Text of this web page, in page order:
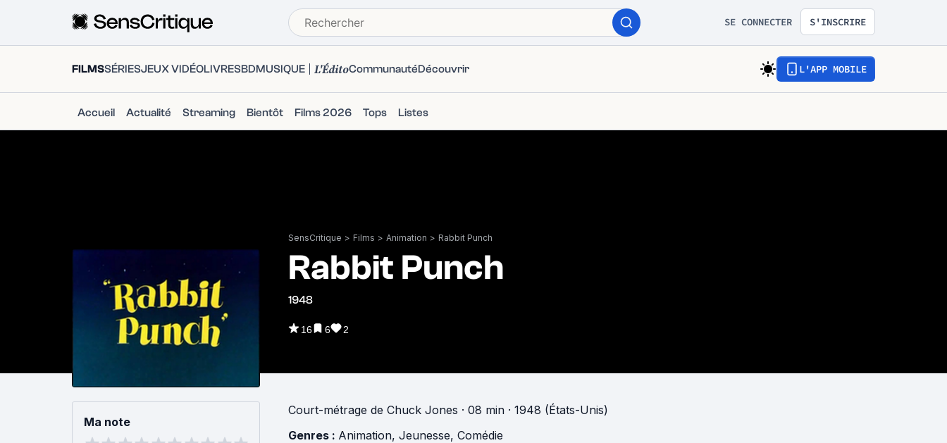
SE CONNECTER S'INSCRIRE
FILMSSÉRIESJEUX VIDÉOLIVRESBDMUSIQUE L'ÉditoCommunautéDécouvrir L'APP MOBILE
Accueil Actualité Streaming Bientôt Films 2026 Tops Listes
SensCritique > Films > Animation > Rabbit Punch
Rabbit Punch
1948
16 6 2
Ma note
Court-métrage de Chuck Jones · 08 min · 1948 (États-Unis)
Genres : Animation, Jeunesse, Comédie